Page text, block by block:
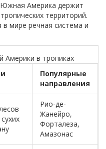
Америка держит
территорий.
мире речная система и
в тропиках
Популярные
направления
Рио-де-
Жанейро,
Форталеза,
Амазонас